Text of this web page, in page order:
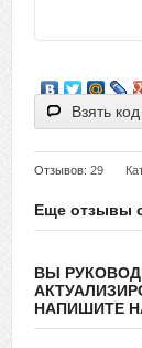
Взять
Отзывов: 29
Еще отзывы
ВЫ
НАПИШИТЕ